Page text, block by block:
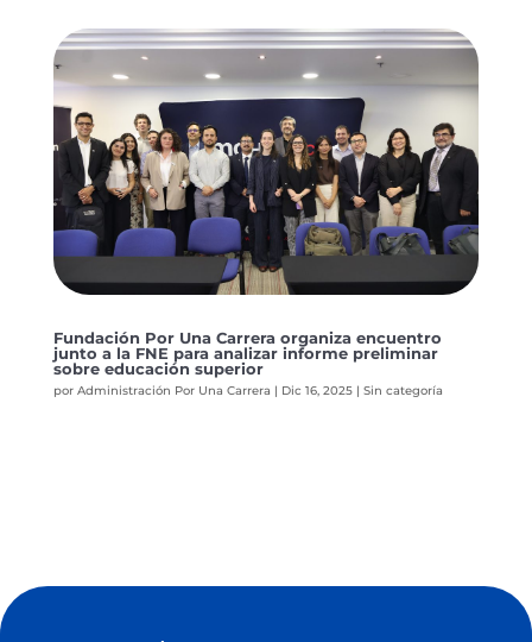
Fundación Por Una Carrera organiza encuentro
junto a la FNE para analizar informe preliminar
sobre educación superior
por Administración Por Una Carrera | Dic 16, 2025| Sin categoría